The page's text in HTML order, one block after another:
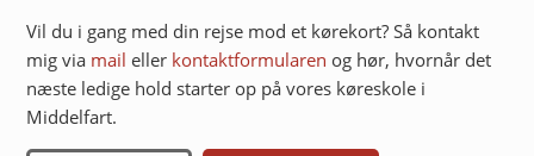
Vil du i gang med din rejse mod et kørekort? Så kontakt
mig via mail eller kontaktformularen og hør, hvornår det
næste ledige hold starter op på vores køreskole i
Middelfart.